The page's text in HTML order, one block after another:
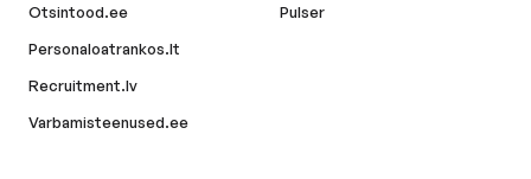
Otsintood.ee
Personaloatrankos.lt
Recruitment.lv
Varbamisteenused.ee
Pulser